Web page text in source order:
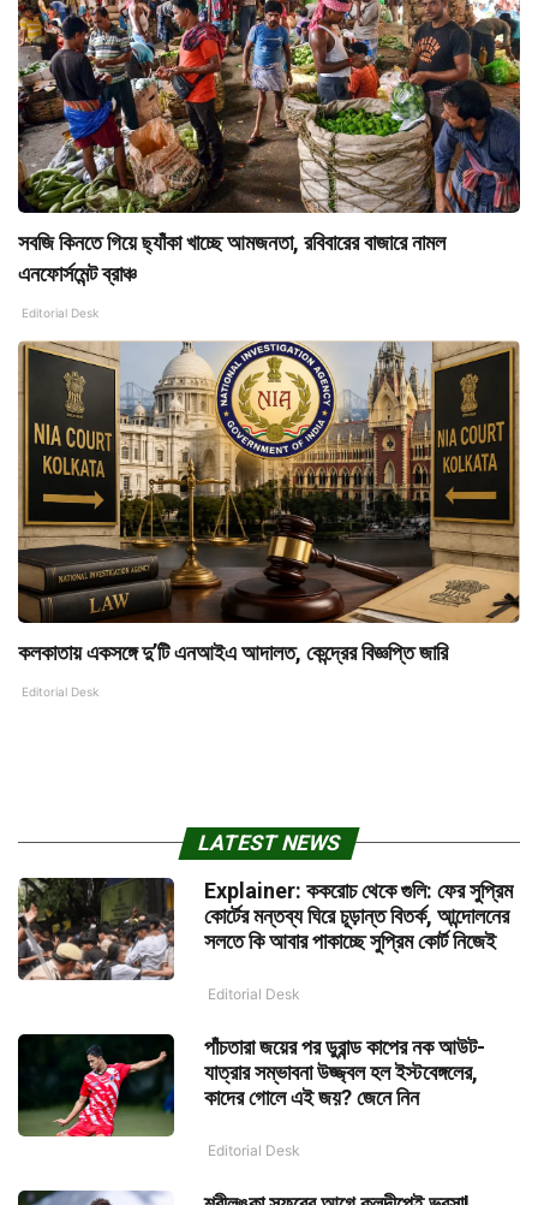
সবজি কিনতে গিয়ে ছ্যাঁকা খাচ্ছে আমজনতা, রবিবারের বাজারে নামল
এনফোর্সমেন্ট ব্রাঞ্চ
Editorial Desk
কলকাতায় একসঙ্গে দু’টি এনআইএ আদালত, কেন্দ্রের বিজ্ঞপ্তি জারি
Editorial Desk
LATEST NEWS
Explainer: ককরোচ থেকে গুলি: ফের সুপ্রিম
কোর্টের মন্তব্য ঘিরে চূড়ান্ত বিতর্ক, আন্দোলনের
সলতে কি আবার পাকাচ্ছে সুপ্রিম কোর্ট নিজেই
Editorial Desk
পাঁচতারা জয়ের পর ডুরান্ড কাপের নক আউট-
যাত্রার সম্ভাবনা উজ্জ্বল হল ইস্টবেঙ্গলের,
কাদের গোলে এই জয়? জেনে নিন
Editorial Desk